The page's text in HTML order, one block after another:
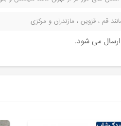
قم ، قزوین ، مازندران و مرکزی
ارسال می شود.